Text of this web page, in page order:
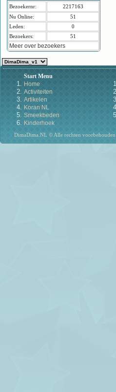
Bezoekernr:
2217163
Nu Online:
51
Leden:
0
Bezoekers:
51
Meer over bezoekers
Start Menu
Home
Activiteiten
Artikelen
Koran NL
Smeekbeden
Kinderhoek
DimaDima.NL © Alle rechten voorbehouden